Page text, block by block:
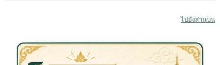
ไปยังส่วนบน